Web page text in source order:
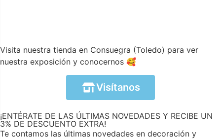
Visita nuestra tienda en Consuegra (Toledo) para ver
nuestra exposición y conocernos 🥰
Visítanos
¡ENTÉRATE DE LAS ÚLTIMAS NOVEDADES Y RECIBE UN
3% DE DESCUENTO EXTRA!
Te contamos las últimas novedades en decoración y